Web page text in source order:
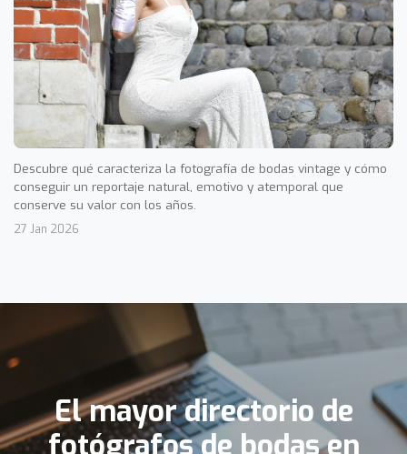
Descubre qué caracteriza la fotografía de bodas vintage y cómo
conseguir un reportaje natural, emotivo y atemporal que
conserve su valor con los años.
27 Jan 2026
El mayor directorio de
fotógrafos de bodas en